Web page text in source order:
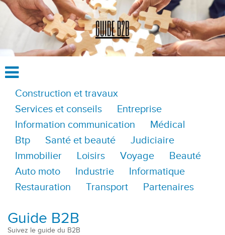
Construction et travaux
Services et conseils
Entreprise
Information communication
Médical
Btp
Santé et beauté
Judiciaire
Immobilier
Loisirs Voyage
Beauté
Auto moto
Industrie
Informatique
Restauration
Transport Partenaires
Guide B2B
Suivez le guide du B2B